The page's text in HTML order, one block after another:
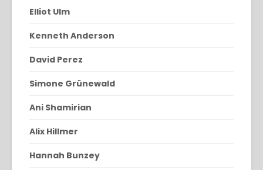
Elliot Ulm
Kenneth Anderson
David Perez
Simone Grünewald
Ani Shamirian
Alix Hillmer
Hannah Bunzey